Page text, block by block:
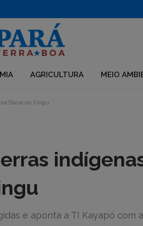
AGRICULTURA MEIO
Bacia do Xingu
e aponta a TI Kayapó com